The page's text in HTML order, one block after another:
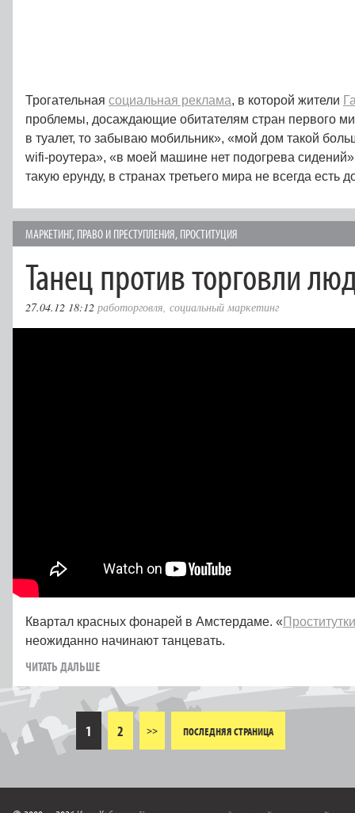
Трогательная социальная реклама, в которой жители
проблемы, досаждающие обитателям стран первого
в туалет, то забываю мобильник», «мой дом такой
wifi-роутера», «в моей машине нет подогрева
такую ерунду, в странах третьего мира не всегда есть
МАРКЕТИНГ, ПРАВО И ПРЕСТУПЛЕНИЯ, ПРОСТИТУЦИЯ
Танец против торговли
27.04.12 18:12 работорговля, социальный маркетинг
Квартал красных фонарей в Амстердаме. « Проститутки
неожиданно начинают танцевать.
ЧИТАТЬ ДАЛЬШЕ
1 2 >> ПОСЛЕДНЯЯ СТРАНИЦА